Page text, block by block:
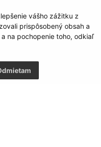
vášho zážitku z
prispôsobený obsah a
na pochopenie toho, odkiaľ